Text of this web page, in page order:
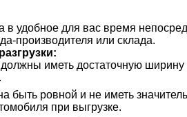
удобное для вас время
производителя или склада.
должны иметь достаточную
быть ровной и не иметь
при выгрузке.